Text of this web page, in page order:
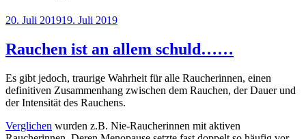
Veröffentlicht
20. Juli 201919. Juli 2019
Rauchen ist an allem schuld……
Es gibt jedoch, traurige Wahrheit für alle Raucherinnen, einen
definitiven Zusammenhang zwischen dem Rauchen, der Dauer und
der Intensität des Rauchens.
Verglichen wurden z.B. Nie-Raucherinnen mit aktiven